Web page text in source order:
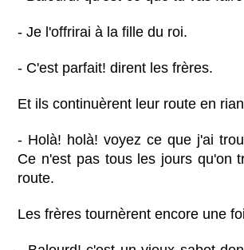
- Je l'offrirai à la fille du roi.
- C'est parfait! dirent les frères.
Et ils continuèrent leur route en
- Holà! holà! voyez ce que j'ai
Ce n'est pas tous les jours qu'on
route.
Les frères tournèrent encore une